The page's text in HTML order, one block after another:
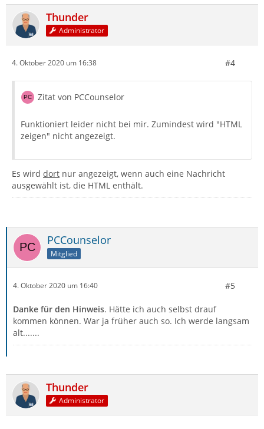
Thunder
Administrator
4. Oktober 2020 um 16:38 #4
Zitat von PCCounselor
Funktioniert leider nicht bei mir. Zumindest wird "HTML
zeigen" nicht angezeigt.
Es wird dort nur angezeigt, wenn auch eine Nachricht
ausgewählt ist, die HTML enthält.
PCCounselor
Mitglied
4. Oktober 2020 um 16:40 #5
Danke für den Hinweis. Hätte ich auch selbst drauf
kommen können. War ja früher auch so. Ich werde langsam
alt.......
Thunder
Administrator